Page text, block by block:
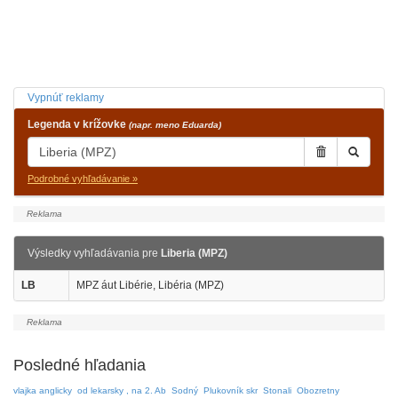
Vypnúť reklamy
Legenda v krížovke (napr. meno Eduarda)
Podrobné vyhľadávanie »
Výsledky vyhľadávania pre Liberia (MPZ)
LB MPZ áut Libérie, Libéria (MPZ)
Posledné hľadania
vlajka anglicky od lekarsky , na 2. Ab Sodný Plukovník skr Stonali Obozretny